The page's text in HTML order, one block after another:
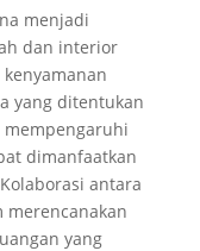
menjadi
dan interior
yang ditentukan
mempengaruhi
dimanfaatkan
antara
yang